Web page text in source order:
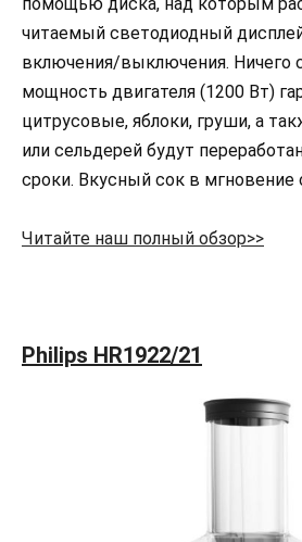
читаемый светодиодный
включения/выключения. Ничего
мощность двигателя (1200 Вт)
цитрусовые, яблоки, груши, а
или сельдерей будут
сроки. Вкусный сок в мгновение
Читайте наш полный обзор>>
Philips HR1922/21